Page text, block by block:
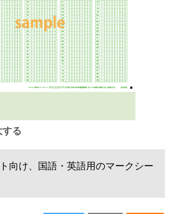
る
向け、国語・英語用のマークシー